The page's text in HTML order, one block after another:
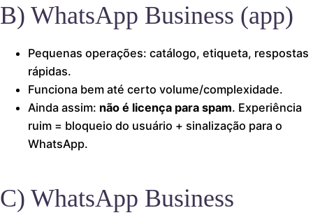
B) WhatsApp Business (app)
Pequenas operações: catálogo, etiqueta, respostas
rápidas.
Funciona bem até certo volume/complexidade.
Ainda assim: não é licença para spam. Experiência
ruim = bloqueio do usuário + sinalização para o
WhatsApp.
C) WhatsApp Business